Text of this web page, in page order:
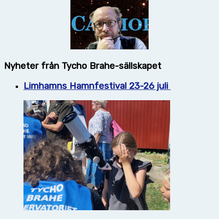
Nyheter från Tycho Brahe-sällskapet
Limhamns Hamnfestival 23-26 juli